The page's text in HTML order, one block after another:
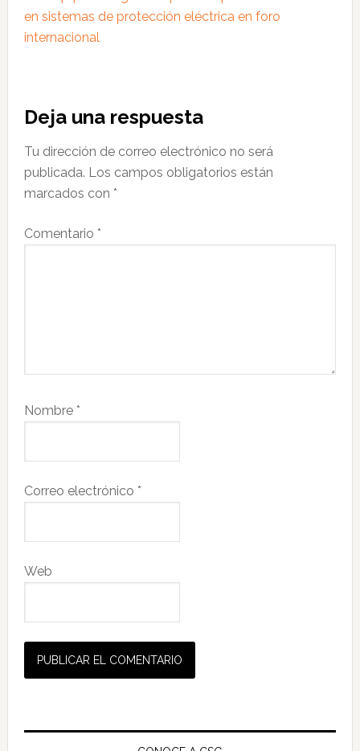
en sistemas de protección eléctrica en foro
internacional
Interacciones
con
los
lectores
Deja una respuesta
Tu dirección de correo electrónico no será
publicada. Los campos obligatorios están
marcados con *
Comentario *
Nombre *
Correo electrónico *
Web
Barra